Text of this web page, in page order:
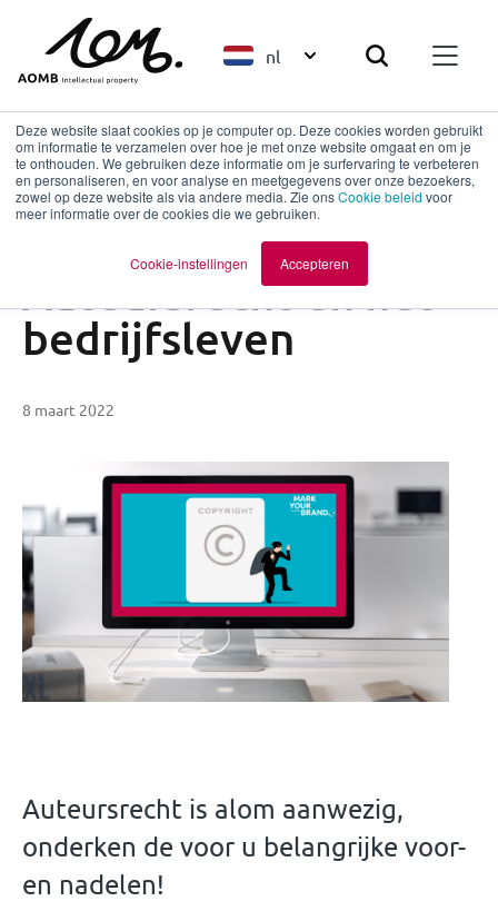
Deze website slaat cookies op je computer op. Deze cookies worden gebruikt
om informatie te verzamelen over hoe je met onze website omgaat en om je
te onthouden. We gebruiken deze informatie om je surfervaring te verbeteren
en personaliseren, en voor analyse en meetgegevens over onze bezoekers,
zowel op deze website als via andere media. Zie onsCookie beleid voor
meer informatie over de cookies die we gebruiken.
Cookie-instellingen Accepteren
nl
Terug naar overzicht
Webinar:
Auteursrecht en het
bedrijfsleven
8 maart 2022
Auteursrecht is alom aanwezig,
onderken de voor u belangrijke voor-
en nadelen!